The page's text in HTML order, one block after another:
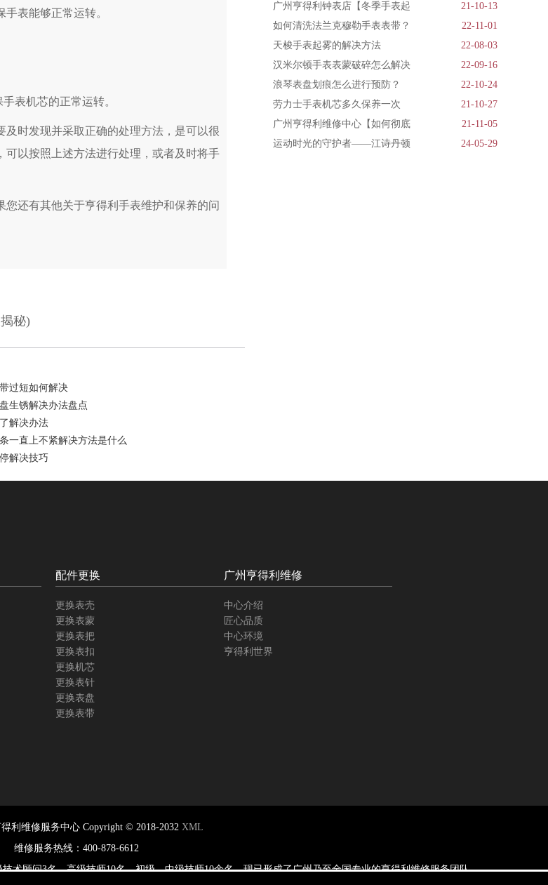
表能够正常运转。
表机芯的正常运转。
时发现并采取正确的处理方法，是可以很
以按照上述方法进行处理，或者及时将手
您还有其他关于亨得利手表维护和保养的问
秘)
过短如何解决
生锈解决办法盘点
解决办法
一直上不紧解决方法是什么
解决技巧
广州亨得利钟表店【冬季手表起
21-10-13
如何清洗法兰克穆勒手表表带？
22-11-01
天梭手表起雾的解决方法
22-08-03
汉米尔顿手表表蒙破碎怎么解决
22-09-16
浪琴表盘划痕怎么进行预防？
22-10-24
劳力士手表机芯多久保养一次
21-10-27
广州亨得利维修中心【如何彻底
21-11-05
运动时光的守护者——江诗丹顿
24-05-29
配件更换
更换表壳
更换表蒙
更换表把
更换表扣
更换机芯
更换表针
更换表盘
更换表带
广州亨得利维修
中心介绍
匠心品质
中心环境
亨得利世界
利维修服务中心 Copyright © 2018-2032 XML
维修服务热线：400-878-6612
术顾问3名、高级技师10名，初级、中级技师10余名，现已形成了广州乃至全国专业的亨得利维修服务团队。